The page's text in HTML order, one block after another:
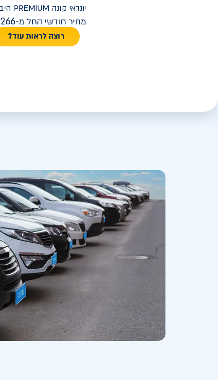
יונדאי קונה PREMIUM היברידי
מחיר חודשי החל מ-
רוצה לראות עוד?